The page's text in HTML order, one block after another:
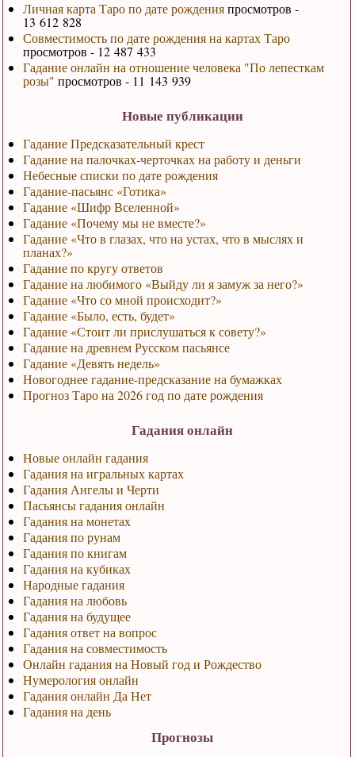
Личная карта Таро по дате рожденияпросмотров -
13 612 828
Совместимость по дате рождения на картах Таро
просмотров - 12 487 433
Гадание онлайн на отношение человека "По лепесткам
розы" просмотров - 11 143 939
Новые публикации
Гадание Предсказательный крест
Гадание на палочках-черточках на работу и деньги
Небесные списки по дате рождения
Гадание-пасьянс «Готика»
Гадание «Шифр Вселенной»
Гадание «Почему мы не вместе?»
Гадание «Что в глазах, что на устах, что в мыслях и
планах?»
Гадание по кругу ответов
Гадание на любимого «Выйду ли я замуж за него?»
Гадание «Что со мной происходит?»
Гадание «Было, есть, будет»
Гадание «Стоит ли прислушаться к совету?»
Гадание на древнем Русском пасьянсе
Гадание «Девять недель»
Новогоднее гадание-предсказание на бумажках
Прогноз Таро на 2026 год по дате рождения
Гадания онлайн
Новые онлайн гадания
Гадания на игральных картах
Гадания Ангелы и Черти
Пасьянсы гадания онлайн
Гадания на монетах
Гадания по рунам
Гадания по книгам
Гадания на кубиках
Народные гадания
Гадания на любовь
Гадания на будущее
Гадания ответ на вопрос
Гадания на совместимость
Онлайн гадания на Новый год и Рождество
Нумерология онлайн
Гадания онлайн Да Нет
Гадания на день
Прогнозы